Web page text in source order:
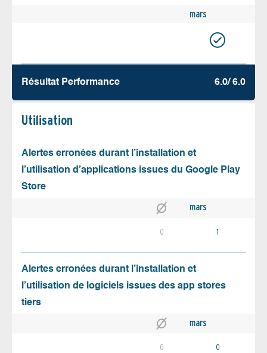
mars
Résultat Performance 6.0/ 6.0
Utilisation
Alertes erronées durant l’installation et
l’utilisation d’applications issues du Google Play
Store
mars
0 1
Alertes erronées durant l’installation et
l’utilisation de logiciels issues des app stores
tiers
mars
0 0